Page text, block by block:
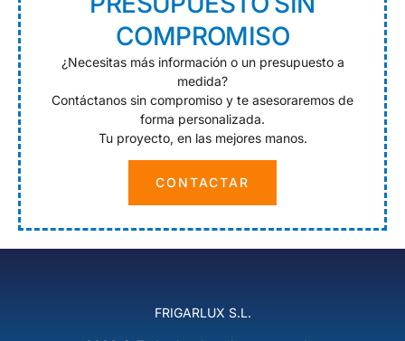
COMPROMISO
¿Necesitas más información o un presupuesto a
medida?
Contáctanos sin compromiso y te asesoraremos de
forma personalizada.
Tu proyecto, en las mejores manos.
CONTACTAR
FRIGARLUX S.L.